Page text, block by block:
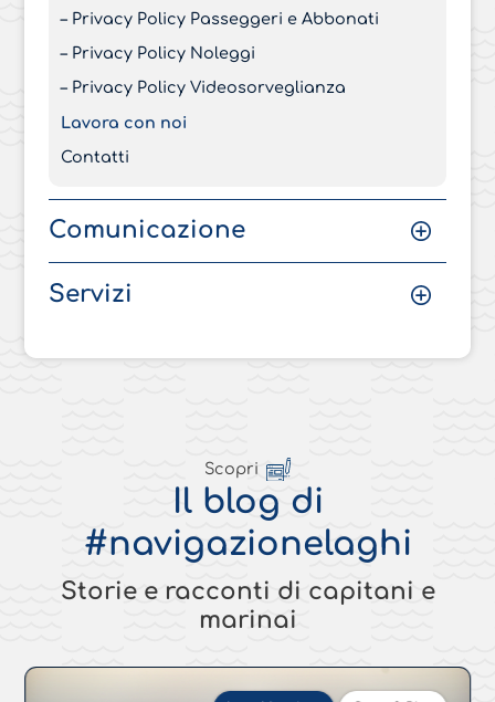
– Privacy Policy Passeggeri e Abbonati
– Privacy Policy Noleggi
– Privacy Policy Videosorveglianza
Lavora con noi
Contatti
Comunicazione
Servizi
Scopri
Il blog di
#navigazionelaghi
Storie e racconti di capitani e
marinai